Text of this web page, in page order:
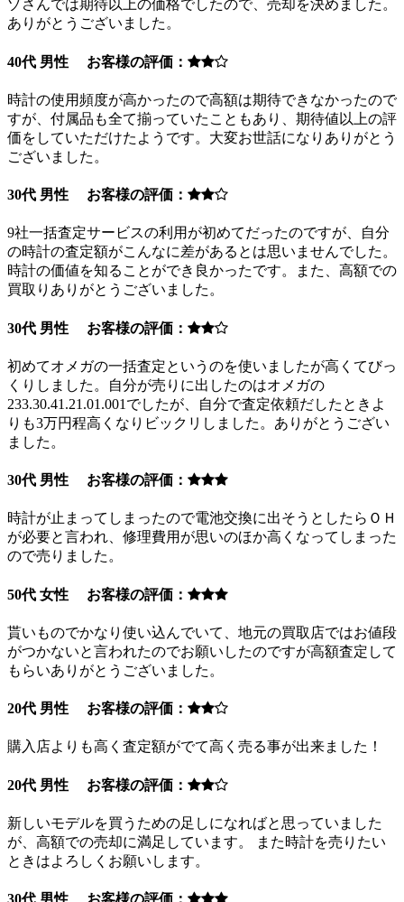
ゾさんでは期待以上の価格でしたので、売却を決めました。
ありがとうございました。
40代 男性 お客様の評価：
時計の使用頻度が高かったので高額は期待できなかったので
すが、付属品も全て揃っていたこともあり、期待値以上の評
価をしていただけたようです。大変お世話になりありがとう
ございました。
30代 男性 お客様の評価：
9社一括査定サービスの利用が初めてだったのですが、自分
の時計の査定額がこんなに差があるとは思いませんでした。
時計の価値を知ることができ良かったです。また、高額での
買取りありがとうございました。
30代 男性 お客様の評価：
初めてオメガの一括査定というのを使いましたが高くてびっ
くりしました。自分が売りに出したのはオメガの
233.30.41.21.01.001でしたが、自分で査定依頼だしたときよ
りも3万円程高くなりビックリしました。ありがとうござい
ました。
30代 男性 お客様の評価：
時計が止まってしまったので電池交換に出そうとしたらＯＨ
が必要と言われ、修理費用が思いのほか高くなってしまった
ので売りました。
50代 女性 お客様の評価：
貰いものでかなり使い込んでいて、地元の買取店ではお値段
がつかないと言われたのでお願いしたのですが高額査定して
もらいありがとうございました。
20代 男性 お客様の評価：
購入店よりも高く査定額がでて高く売る事が出来ました！
20代 男性 お客様の評価：
新しいモデルを買うための足しになればと思っていました
が、高額での売却に満足しています。 また時計を売りたい
ときはよろしくお願いします。